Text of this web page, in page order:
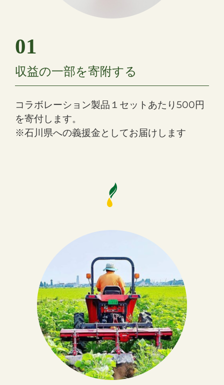
01
収益の一部を寄附する
コラボレーション製品１セットあたり500円
を寄付します。
※石川県への義援金としてお届けします